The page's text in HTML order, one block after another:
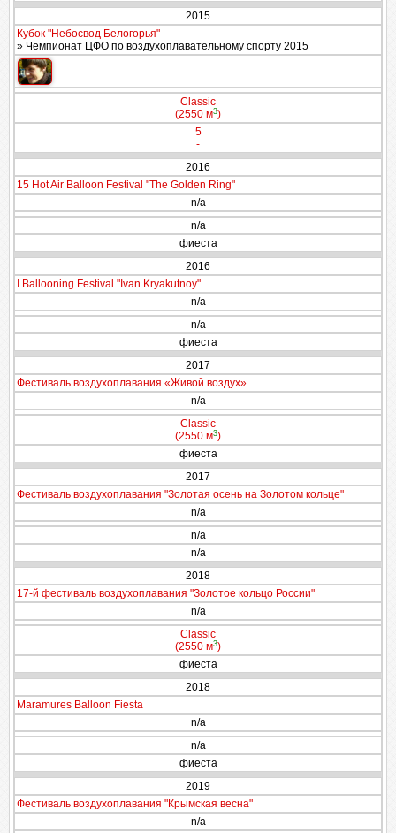
2015
Кубок "Небосвод Белогорья"
» Чемпионат ЦФО по воздухоплавательному спорту 2015
Classic
(2550 м3)
5
-
2016
15 Hot Air Balloon Festival "The Golden Ring"
n/a
n/a
фиеста
2016
I Ballooning Festival "Ivan Kryakutnoy"
n/a
n/a
фиеста
2017
Фестиваль воздухоплавания «Живой воздух»
n/a
Classic
(2550 м3)
фиеста
2017
Фестиваль воздухоплавания "Золотая осень на Золотом кольце"
n/a
n/a
n/a
2018
17-й фестиваль воздухоплавания "Золотое кольцо России"
n/a
Classic
(2550 м3)
фиеста
2018
Maramures Balloon Fiesta
n/a
n/a
фиеста
2019
Фестиваль воздухоплавания "Крымская весна"
n/a